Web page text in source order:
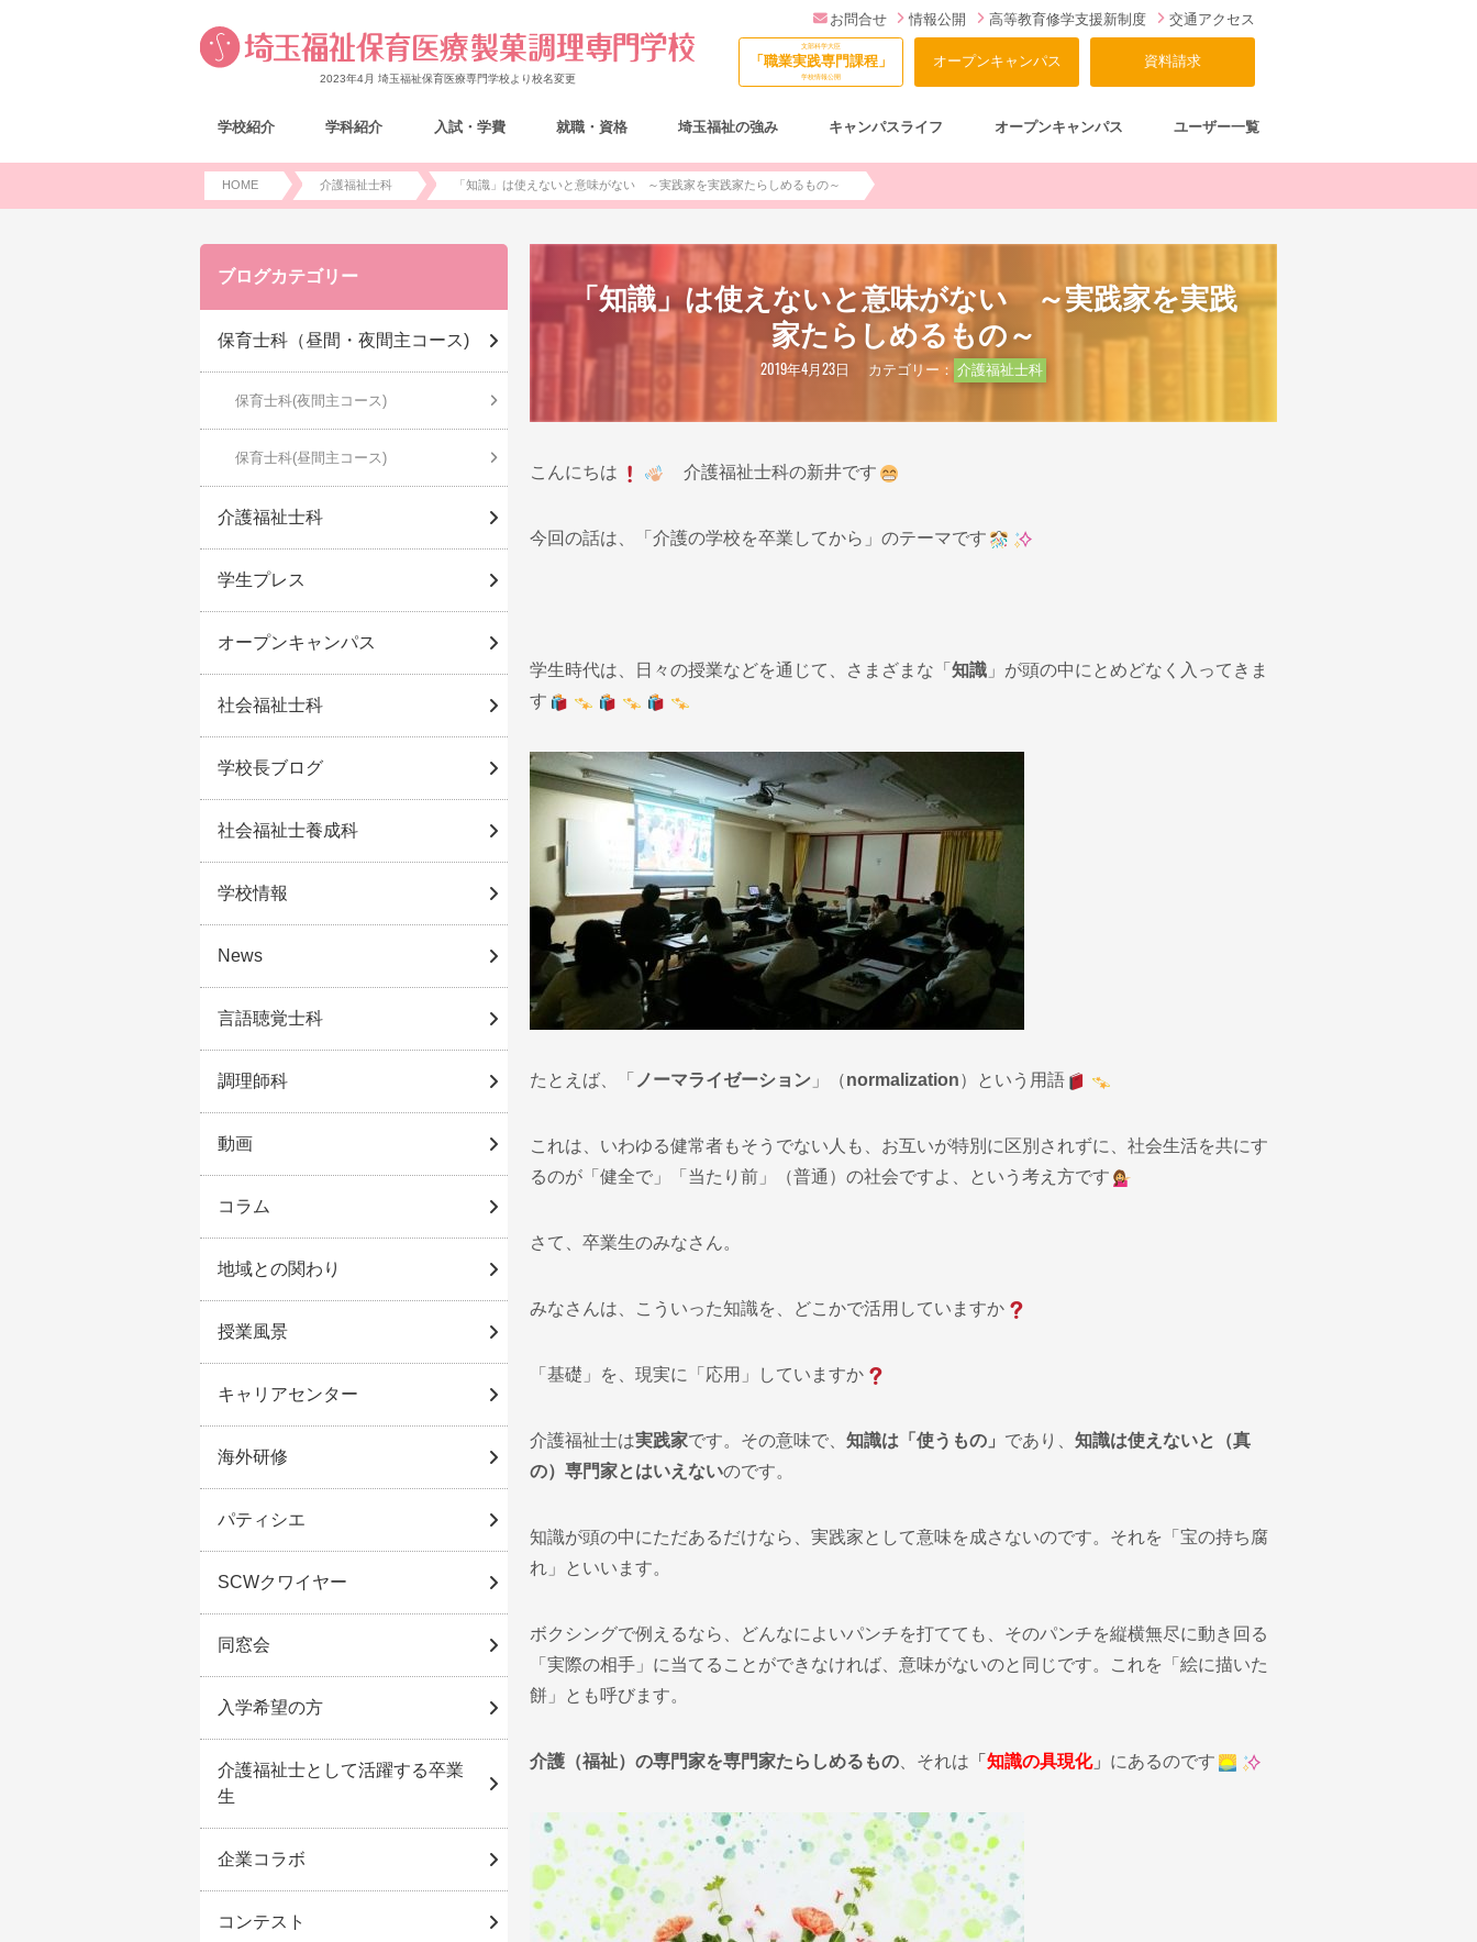
2023年4月 埼玉福祉保育医療専門学校より校名変更
お問合せ 情報公開 高等教育修学支援新制度 交通アクセス
文部科学大臣
「職業実践専門課程」
学校情報公開
オープンキャンパス 資料請求
学校紹介 学科紹介 入試・学費 就職・資格 埼玉福祉の強み キャンパスライフ オープンキャンパス ユーザー一覧
HOME 介護福祉士科 「知識」は使えないと意味がない ～実践家を実践家たらしめるもの～
「知識」は使えないと意味がない ～実践家を実践
家たらしめるもの～
2019年4月23日 カテゴリー： 介護福祉士科
こんにちは 介護福祉士科の新井です
今回の話は、「介護の学校を卒業してから」のテーマです
学生時代は、日々の授業などを通じて、さまざまな「 知識 」が頭の中にとめどなく入ってきま
す
たとえば、「 ノーマライゼーション 」（normalization） という用語
これは、いわゆる健常者もそうでない人も、お互いが特別に区別されずに、社会生活を共にす
るのが「健全で」「当たり前」（普通）の社会ですよ、という考え方です
さて、卒業生のみなさん。
みなさんは、こういった知識を、どこかで活用していますか
「基礎」を、現実に「応用」していますか
介護福祉士は実践家です。その意味で、 知識は「使うもの」 であり、 知識は使えないと（真
の）専門家とはいえないのです。
知識が頭の中にただあるだけなら、実践家として意味を成さないのです。それを「宝の持ち腐
れ」といいます。
ボクシングで例えるなら、どんなによいパンチを打てても、そのパンチを縦横無尽に動き回る
「実際の相手」に当てることができなければ、意味がないのと同じです。これを「絵に描いた
餅」とも呼びます。
介護（福祉）の専門家を専門家たらしめるもの 、それは 「 知識の具現化」 にあるのです
ブログカテゴリー
保育士科（昼間・夜間主コース)
保育士科(夜間主コース)
保育士科(昼間主コース)
介護福祉士科
学生プレス
オープンキャンパス
社会福祉士科
学校長ブログ
社会福祉士養成科
学校情報
News
言語聴覚士科
調理師科
動画
コラム
地域との関わり
授業風景
キャリアセンター
海外研修
パティシエ
SCWクワイヤー
同窓会
入学希望の方
介護福祉士として活躍する卒業
生
企業コラボ
コンテスト